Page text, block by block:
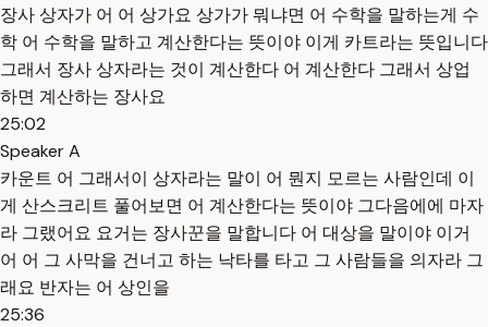
장사 상자가 어 어 상가요 상가가 뭐냐면 어 수학을 말하는게 수
학 어 수학을 말하고 계산한다는 뜻이야 이게 카트라는 뜻입니다
그래서 장사 상자라는 것이 계산한다 어 계산한다 그래서 상업
하면 계산하는 장사요
25:02
Speaker A
카운트 어 그래서이 상자라는 말이 어 뭔지 모르는 사람인데 이
게 산스크리트 풀어보면 어 계산한다는 뜻이야 그다음에에 마자
라 그랬어요 요거는 장사꾼을 말합니다 어 대상을 말이야 이거
어 어 그 사막을 건너고 하는 낙타를 타고 그 사람들을 의자라 그
래요 반자는 어 상인을
25:36